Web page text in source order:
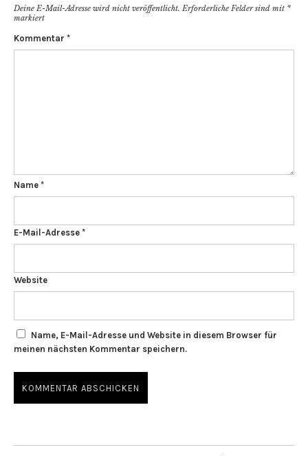
Deine E-Mail-Adresse wird nicht veröffentlicht. Erforderliche Felder sind mit *
markiert
Kommentar *
Name *
E-Mail-Adresse *
Website
Name, E-Mail-Adresse und Website in diesem Browser für
meinen nächsten Kommentar speichern.